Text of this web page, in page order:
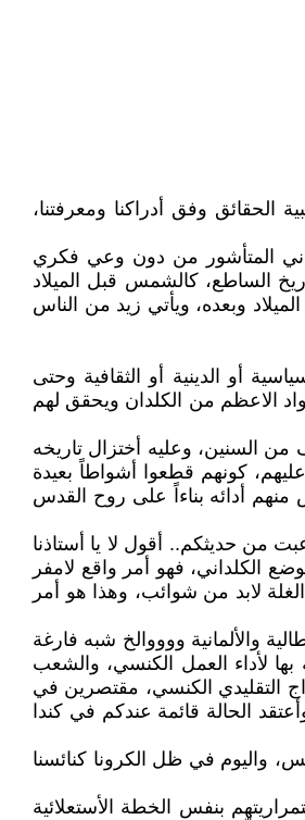
الحقائق وفق أدراكنا ومعرفتنا،
المتأشور من دون وعي فكري
الساطع، كالشمس قبل الميلاد
وبعده، ويأتي زيد من الناس
كل الاصعدة سواء السياسية أو الدينية أو الثقافية وحتى
الاعظم من الكلدان ويحقق لهم
من السنين، وعليه أختزال تاريخه
عليهم، كونهم قطعوا أشواطاً بعيدة
منهم أدائه بناءاً على روح القدس
من حديثكم.. أقول لا يا أستاذنا
الكلداني، فهو أمر واقع لامفر
لابد من شوائب، وهذا هو أمر
والألمانية ووووالخ شبه فارغة
بها لأداء العمل الكنسي، والشعب
التقليدي الكنسي، مقتصرين في
الحالة قائمة عندكم في كندا
واليوم في ظل الكرونا كنائسنا
بنفس الخطة الأستعلائية